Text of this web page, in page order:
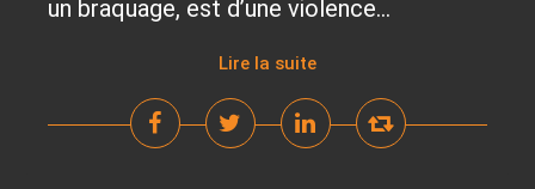
un braquage, est d’une violence...
Lire la suite